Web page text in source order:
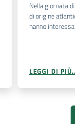
Nella giornata
di origine
hanno
LEGGI DI